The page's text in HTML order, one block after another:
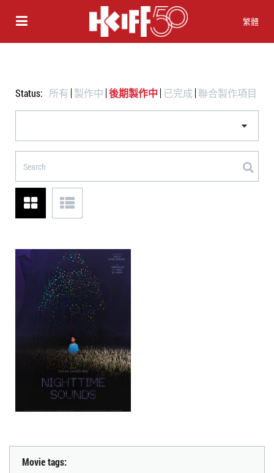
繁體
Status: 所有 製作中 後期製作中 已完成 聯合製作項目
Movie tags: